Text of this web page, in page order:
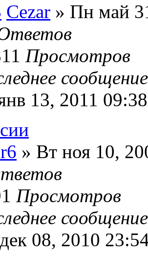
Cezar » Пн май
Просмотров
13, 2011 09:38
» Вт ноя 10,
Просмотров
08, 2010